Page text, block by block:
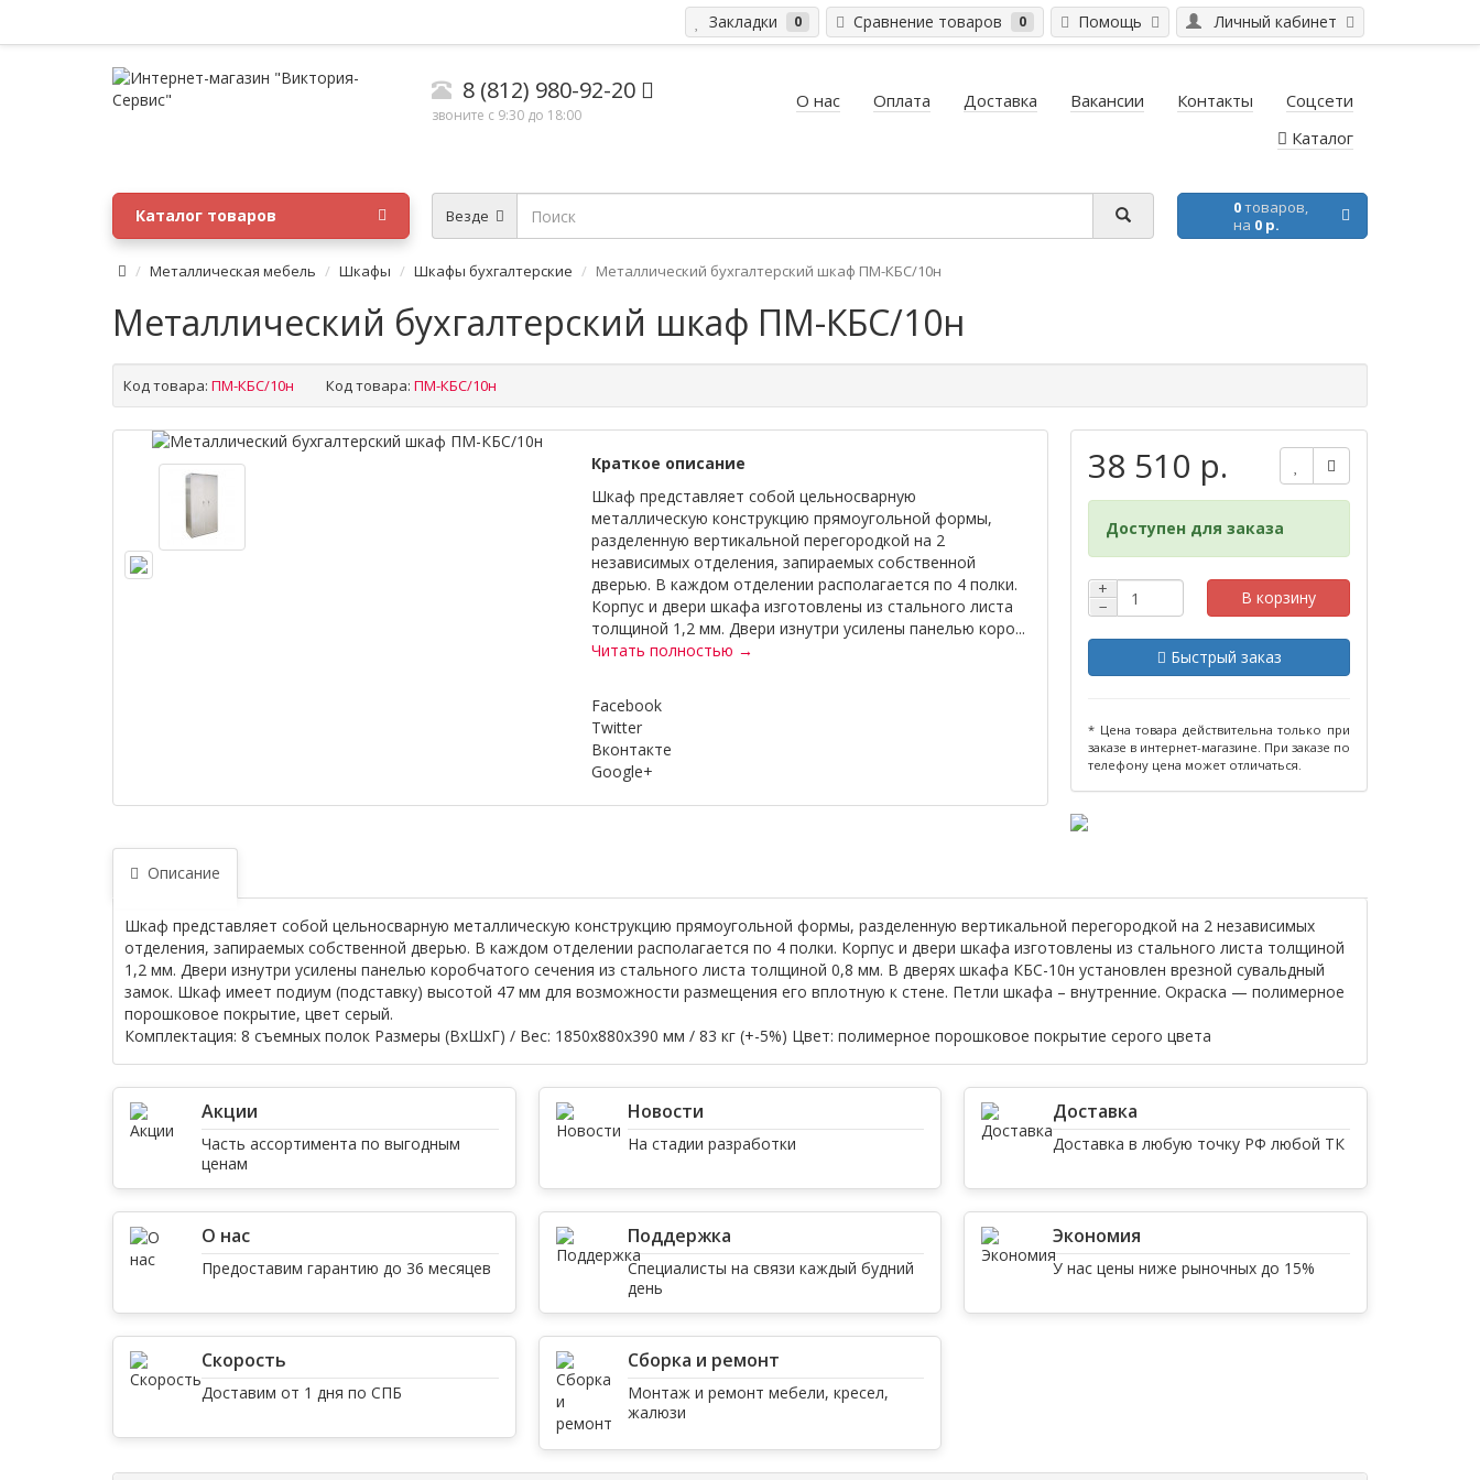
Личный кабинет
Помощь
Закладки 0 Сравнение товаров 0
8 (812) 980-92-20
звоните с 9:30 до 18:00
О нас Оплата Доставка Вакансии Контакты
Соцсети
Каталог
Везде 0товаров,
на 0 р.
Каталог товаров
Металлическая мебель Шкафы Шкафы бухгалтерские Металлический бухгалтерский шкаф ПМ-КБС/10н
Металлический бухгалтерский шкаф ПМ-КБС/10н
Код товара: ПМ-КБС/10н Код товара: ПМ-КБС/10н
Краткое описание
Шкаф представляет собой цельносварную
металлическую конструкцию прямоугольной формы,
разделенную вертикальной перегородкой на 2
независимых отделения, запираемых собственной
дверью. В каждом отделении располагается по 4 полки.
Корпус и двери шкафа изготовлены из стального листа
толщиной 1,2 мм. Двери изнутри усилены панелью коро...
Читать полностью →
Facebook
Twitter
Вконтакте
Google+
38 510 р.
Доступен для заказа
+
−
В корзину
Быстрый заказ
* Цена товара действительна только при
заказе в интернет-магазине. При заказе по
телефону цена может отличаться.
Описание
Шкаф представляет собой цельносварную металлическую конструкцию прямоугольной формы, разделенную вертикальной перегородкой на 2 независимых
отделения, запираемых собственной дверью. В каждом отделении располагается по 4 полки. Корпус и двери шкафа изготовлены из стального листа толщиной
1,2 мм. Двери изнутри усилены панелью коробчатого сечения из стального листа толщиной 0,8 мм. В дверях шкафа КБС-10н установлен врезной сувальдный
замок. Шкаф имеет подиум (подставку) высотой 47 мм для возможности размещения его вплотную к стене. Петли шкафа – внутренние. Окраска — полимерное
порошковое покрытие, цвет серый.
Комплектация: 8 съемных полок Размеры (ВхШхГ) / Вес: 1850х880х390 мм / 83 кг (+-5%) Цвет: полимерное порошковое покрытие серого цвета
Акции
Часть ассортимента по выгодным
ценам
Новости
На стадии разработки
Доставка
Доставка в любую точку РФ любой ТК
О нас
Предоставим гарантию до 36 месяцев
Поддержка
Специалисты на связи каждый будний
день
Экономия
У нас цены ниже рыночных до 15%
Скорость
Доставим от 1 дня по СПБ
Сборка и ремонт
Монтаж и ремонт мебели, кресел,
жалюзи